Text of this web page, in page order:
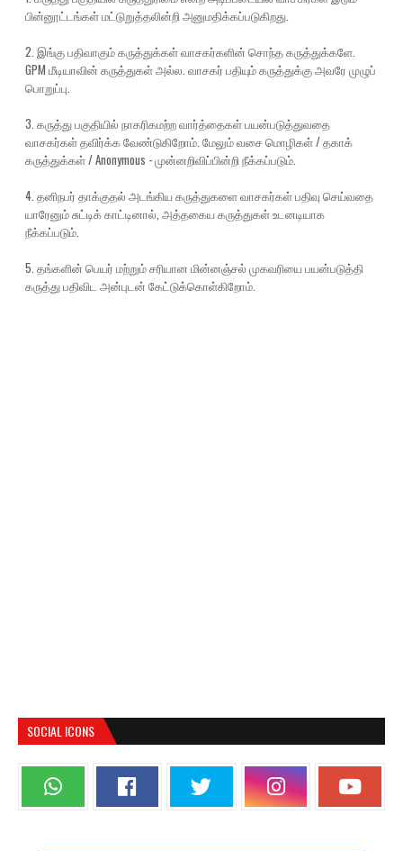
பின்னூட்டங்கள் மட்டுறுத்தலின்றி அனுமதிக்கப்படுகிறது.
2. இங்கு பதிவாகும் கருத்துக்கள் வாசகர்களின் சொந்த கருத்துக்களே.
GPM மீடியாவின் கருத்துகள் அல்ல. வாசகர் பதியும் கருத்துக்கு அவரே முழுப்
பொறுப்பு.
3. கருத்து பகுதியில் நாகரிகமற்ற வார்த்தைகள் பயன்படுத்துவதை
வாசகர்கள் தவிர்க்க வேண்டுகிறோம். மேலும் வசை மொழிகள் / தகாக்
கருத்துக்கள் / Anonymous - முன்னறிவிப்பின்றி நீக்கப்படும்.
4. தனிநபர் தாக்குதல் அடங்கிய கருத்துகளை வாசகர்கள் பதிவு செய்வதை
யாரேனும் சுட்டிக் காட்டினால், அத்தகைய கருத்துகள் உடனடியாக
நீக்கப்படும்.
5. தங்களின் பெயர் மற்றும் சரியான மின்னஞ்சல் முகவரியை பயன்படுத்தி
கருத்து பதிவிட அன்புடன் கேட்டுக்கொள்கிறோம்.
SOCIAL ICONS